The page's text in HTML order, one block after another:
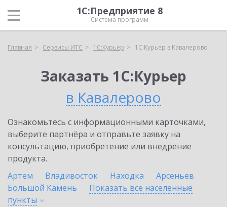
1С:Предприятие 8
Система программ
Главная Сервисы ИТС 1С:Курьер 1С:Курьер в Кавалерово
Заказать 1С:Курьер
в Кавалерово
Ознакомьтесь с информационными карточками,
выберите партнёра и отправьте заявку на
консультацию, приобретение или внедрение
продукта.
Артем
Владивосток Находка
Арсеньев
Большой Камень
Показать все населенные
пункты